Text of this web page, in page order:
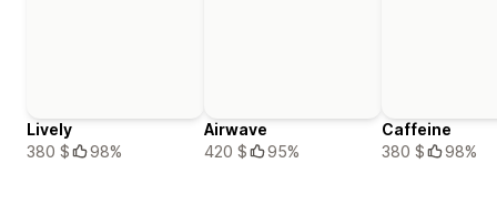
Lively
380 $
98%
Airwave
420 $
95%
Caffeine
380 $
98%